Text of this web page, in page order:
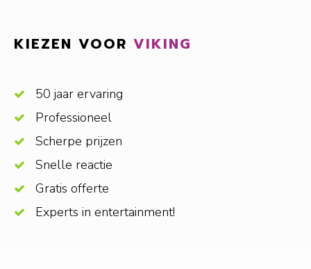
KIEZEN VOOR VIKING
50 jaar ervaring
Professioneel
Scherpe prijzen
Snelle reactie
Gratis offerte
Experts in entertainment!